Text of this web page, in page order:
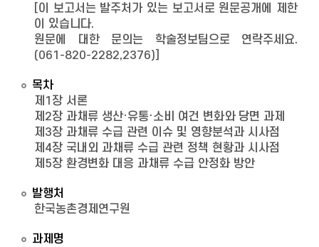
[이 보고서는 발주처가 있는 보고서로 원문공개에 제한
이 있습니다.
원문에 대한 문의는 학술정보팀으로 연락주세요.
(061-820-2282,2376)]
목차
제1장 서론
제2장 과채류 생산·유통·소비 여건 변화와 당면 과제
제3장 과채류 수급 관련 이슈 및 영향분석과 시사점
제4장 국내외 과채류 수급 관련 정책 현황과 시사점
제5장 환경변화 대응 과채류 수급 안정화 방안
발행처
한국농촌경제연구원
과제명